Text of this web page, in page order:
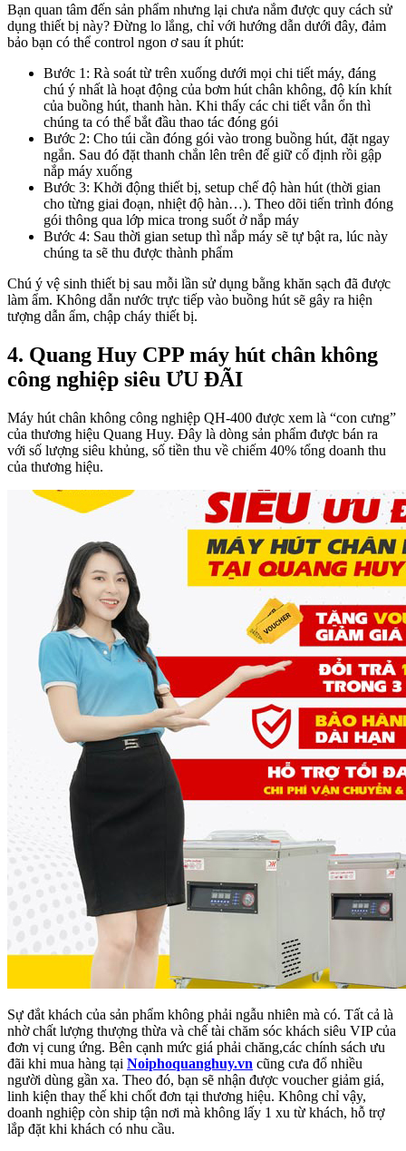
Bạn quan tâm đến sản phẩm nhưng lại chưa nắm được quy cách sử
dụng thiết bị này? Đừng lo lắng, chỉ với hướng dẫn dưới đây, đảm
bảo bạn có thể control ngon ơ sau ít phút:
Bước 1: Rà soát từ trên xuống dưới mọi chi tiết máy, đáng
chú ý nhất là hoạt động của bơm hút chân không, độ kín khít
của buồng hút, thanh hàn. Khi thấy các chi tiết vẫn ổn thì
chúng ta có thể bắt đầu thao tác đóng gói
Bước 2: Cho túi cần đóng gói vào trong buồng hút, đặt ngay
ngắn. Sau đó đặt thanh chắn lên trên để giữ cố định rồi gập
nắp máy xuống
Bước 3: Khởi động thiết bị, setup chế độ hàn hút (thời gian
cho từng giai đoạn, nhiệt độ hàn…). Theo dõi tiến trình đóng
gói thông qua lớp mica trong suốt ở nắp máy
Bước 4: Sau thời gian setup thì nắp máy sẽ tự bật ra, lúc này
chúng ta sẽ thu được thành phẩm
Chú ý vệ sinh thiết bị sau mỗi lần sử dụng bằng khăn sạch đã được
làm ẩm. Không dẫn nước trực tiếp vào buồng hút sẽ gây ra hiện
tượng dẫn ẩm, chập cháy thiết bị.
4. Quang Huy CPP máy hút chân không
công nghiệp siêu ƯU ĐÃI
Máy hút chân không công nghiệp QH-400 được xem là “con cưng”
của thương hiệu Quang Huy. Đây là dòng sản phẩm được bán ra
với số lượng siêu khủng, số tiền thu về chiếm 40% tổng doanh thu
của thương hiệu.
Sự đắt khách của sản phẩm không phải ngẫu nhiên mà có. Tất cả là
nhờ chất lượng thượng thừa và chế tài chăm sóc khách siêu VIP của
đơn vị cung ứng. Bên cạnh mức giá phải chăng,các chính sách ưu
đãi khi mua hàng tại Noiphoquanghuy.vn cũng cưa đổ nhiều
người dùng gần xa. Theo đó, bạn sẽ nhận được voucher giảm giá,
linh kiện thay thế khi chốt đơn tại thương hiệu. Không chỉ vậy,
doanh nghiệp còn ship tận nơi mà không lấy 1 xu từ khách, hỗ trợ
lắp đặt khi khách có nhu cầu.